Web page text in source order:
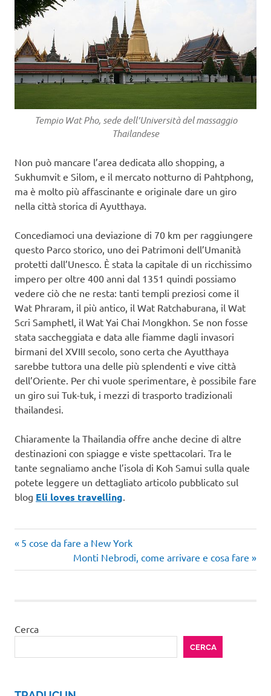
Tempio Wat Pho, sede dell’Università del massaggio
Thailandese
Non può mancare l’area dedicata allo shopping, a
Sukhumvit e Silom, e il mercato notturno di Pahtphong,
ma è molto più affascinante e originale dare un giro
nella città storica di Ayutthaya.
Concediamoci una deviazione di 70 km per raggiungere
questo Parco storico, uno dei Patrimoni dell’Umanità
protetti dall’Unesco. È stata la capitale di un ricchissimo
impero per oltre 400 anni dal 1351 quindi possiamo
vedere ciò che ne resta: tanti templi preziosi come il
Wat Phraram, il più antico, il Wat Ratchaburana, il Wat
Scri Samphetl, il Wat Yai Chai Mongkhon. Se non fosse
stata saccheggiata e data alle fiamme dagli invasori
birmani del XVIII secolo, sono certa che Ayutthaya
sarebbe tuttora una delle più splendenti e vive città
dell’Oriente. Per chi vuole sperimentare, è possibile fare
un giro sui Tuk-tuk, i mezzi di trasporto tradizionali
thailandesi.
Chiaramente la Thailandia offre anche decine di altre
destinazioni con spiagge e viste spettacolari. Tra le
tante segnaliamo anche l’isola di Koh Samui sulla quale
potete leggere un dettagliato articolo pubblicato sul
blog Eli loves travelling.
Navigazione
articoli
Articolo
5 cose da fare a New York
Articolo
successivo:
Monti Nebrodi, come arrivare e cosa fare
Cerca
CERCA